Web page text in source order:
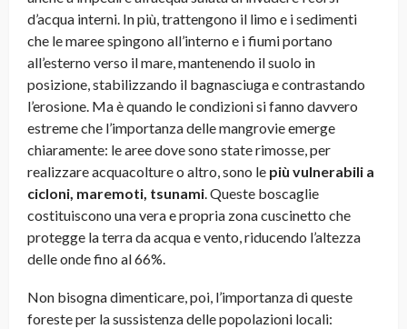
d’acqua interni. In più, trattengono il limo e i sedimenti
che le maree spingono all’interno e i fiumi portano
all’esterno verso il mare, mantenendo il suolo in
posizione, stabilizzando il bagnasciuga e contrastando
l’erosione. Ma è quando le condizioni si fanno davvero
estreme che l’importanza delle mangrovie emerge
chiaramente: le aree dove sono state rimosse, per
realizzare acquacolture o altro, sono le più vulnerabili a
cicloni, maremoti, tsunami. Queste boscaglie
costituiscono una vera e propria zona cuscinetto che
protegge la terra da acqua e vento, riducendo l’altezza
delle onde fino al 66%.
Non bisogna dimenticare, poi, l’importanza di queste
foreste per la sussistenza delle popolazioni locali: